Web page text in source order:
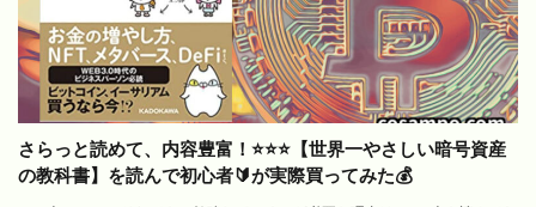
さらっと読めて、内容豊富！⭐️⭐️⭐️【世界一やさしい暗号資産
の教科書】を読んで初心者🔰が実際買ってみた💰